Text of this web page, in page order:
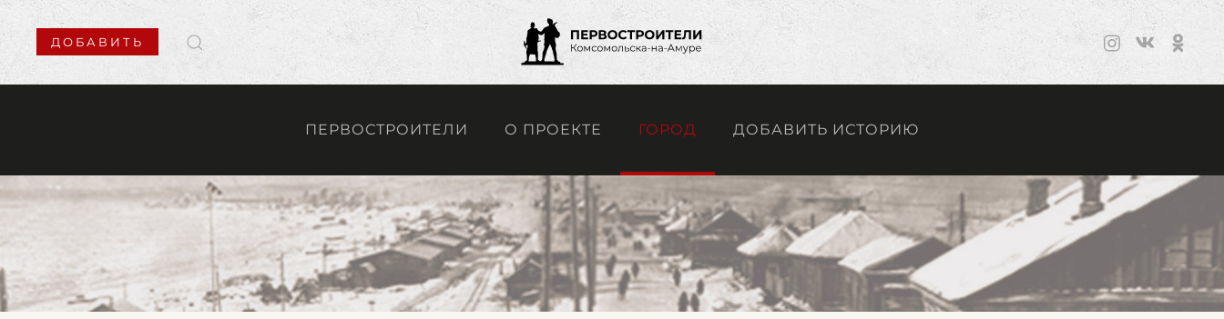
ДОБАВИТЬ
ПЕРВОСТРОИТЕЛИ О ПРОЕКТЕ ГОРОД ДОБАВИТЬ ИСТОРИЮ